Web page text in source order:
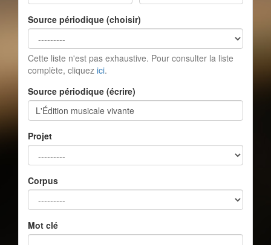
Source périodique (choisir)
Cette liste n'est pas exhaustive. Pour consulter la liste
complète, cliquez ici.
Source périodique (écrire)
Projet
Corpus
Mot clé